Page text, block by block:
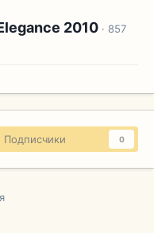
2010 · 857
Подписчики 0